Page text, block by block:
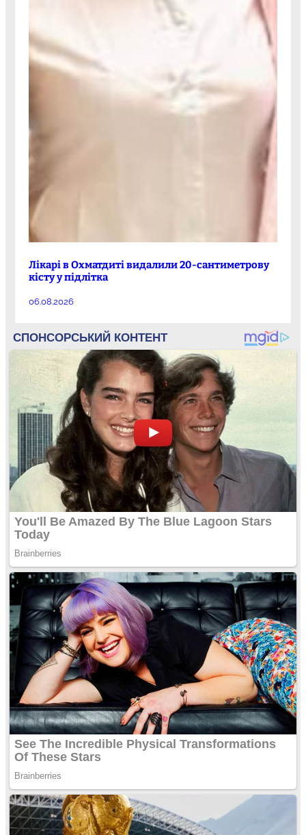
Лікарі в Охматдиті видалили 20-сантиметрову
кісту у підлітка
06.08.2026